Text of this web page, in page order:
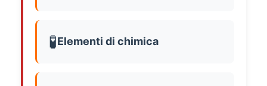
🧪Elementi di chimica